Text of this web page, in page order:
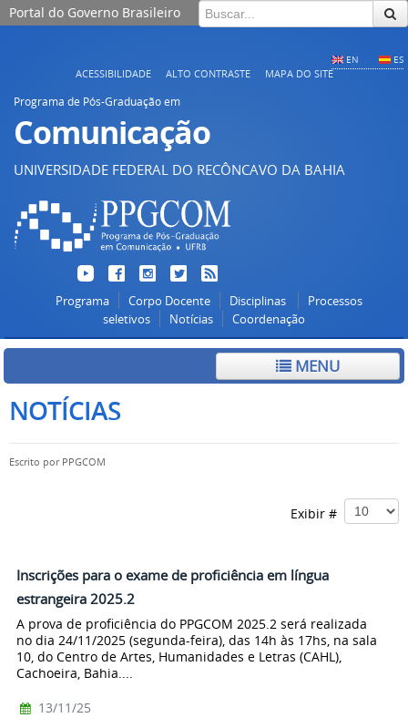
Portal do Governo Brasileiro
EN ES
ACESSIBILIDADE ALTO CONTRASTE MAPA DO SITE
Programa de Pós-Graduação em
Comunicação
UNIVERSIDADE FEDERAL DO RECÔNCAVO DA BAHIA
Programa Corpo Docente Disciplinas
Processos
seletivos
Notícias Coordenação
MENU
NOTÍCIAS
Escrito por PPGCOM
Exibir #
Inscrições para o exame de proficiência em língua
estrangeira 2025.2
A prova de proficiência do PPGCOM 2025.2 será realizada
no dia 24/11/2025 (segunda-feira), das 14h às 17hs, na sala
10, do Centro de Artes, Humanidades e Letras (CAHL),
Cachoeira, Bahia....
13/11/25